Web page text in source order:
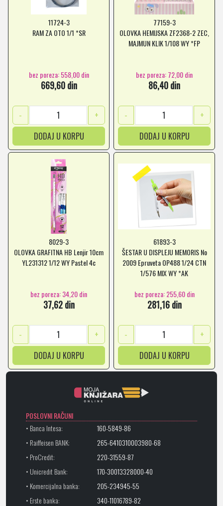
11724-3
RAM ZA OTO 1/1 *SR
bez poreza: 558,00 din
669,60 din
-
+
DODAJ U KORPU
77159-3
OLOVKA HEMIJSKA ZF2368-2 ZEC,
MAJMUN KLIK 1/108 WY *FP
bez poreza: 72,00 din
86,40 din
-
+
DODAJ U KORPU
8029-3
OLOVKA GRAFITNA HB Lenjir 10cm
YL231312 1/12 WY Pastel 4c
bez poreza: 34,20 din
37,62 din
-
+
DODAJ U KORPU
61893-3
ŠESTAR U DISPLEJU MEMORIS No
2009 Epruveta OP488 1/24 CTN
1/576 MIX WY *AK
bez poreza: 255,60 din
281,16 din
-
+
DODAJ U KORPU
POSLOVNI RAČUNI
• Banca Intesa:
160-5849-86
• Raiffeisen BANK:
265-6410310003980-68
• ProCredit:
220-31559-87
• Unicredit Bank:
170-30013328000-40
• Komercijalna banka:
205-234945-55
• Erste banka:
340-11016789-82